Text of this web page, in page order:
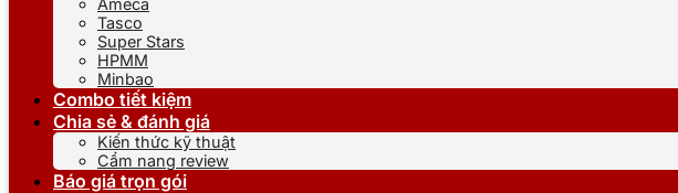
Ameca
Tasco
Super Stars
HPMM
Minbao
Combo tiết kiệm
Chia sẻ & đánh giá
Kiến thức kỹ thuật
Cẩm nang review
Báo giá trọn gói